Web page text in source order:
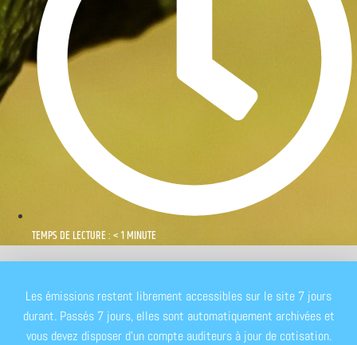
TEMPS DE LECTURE : < 1 MINUTE
Les émissions restent librement accessibles sur le site 7 jours
durant. Passés 7 jours, elles sont automatiquement archivées et
vous devez disposer d'un compte auditeurs à jour de cotisation.